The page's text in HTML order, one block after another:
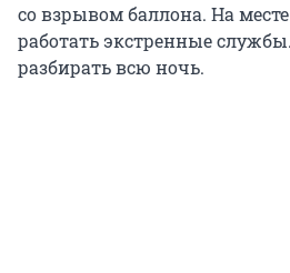
со взрывом баллона. На
работать экстренные
разбирать всю ночь.